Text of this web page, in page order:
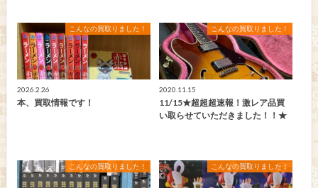
こんなの買取りました！
2026.2.26
本、買取情報です！
こんなの買取りました！
2020.11.15
11/15★超超超速報！激レア品買
い取らせていただきました！！★
こんなの買取りました！ こんなの買取りました！